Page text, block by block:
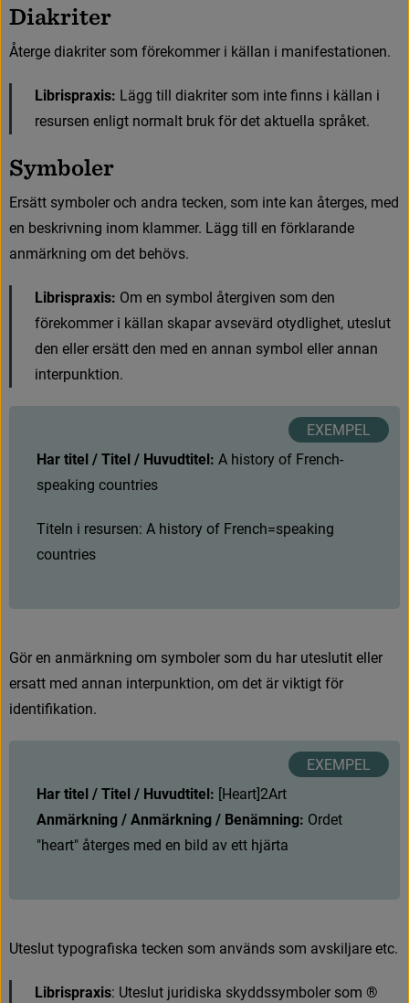
Diakriter
Återge diakriter som förekommer i källan i manifestationen.
Librispraxis: Lägg till diakriter som inte fnns i källan i
resursen enligt normalt bruk för det aktuella språket.
Symboler
Ersätt symboler och andra tecken, som inte kan återges, med
en beskrivning inom klammer. Lägg till en förklarande
anmärkning om det behövs.
Librispraxis: Om en symbol återgiven som den
förekommer i källan skapar avsevärd otydlighet, uteslut
den eller ersätt den med en annan symbol eller annan
interpunktion.
Har titel / Titel / Huvudtitel: A history of French-
speaking countries
Titeln i resursen: A history of French=speaking
countries
Gör en anmärkning om symboler som du har uteslutit eller
ersatt med annan interpunktion, om det är viktigt för
identifkation.
Har titel / Titel / Huvudtitel: [Heart]2Art
Anmärkning / Anmärkning / Benämning: Ordet
"heart" återges med en bild av ett hjärta
Uteslut typografska tecken som används som avskiljare etc.
Librispraxis: Uteslut juridiska skyddssymboler som ®